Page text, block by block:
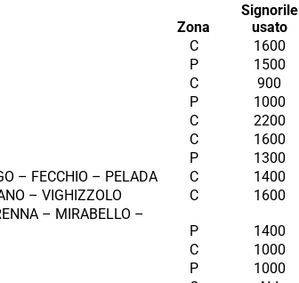
Zona
Signorile
usato
C 1600
P 1500
C 900
P 1000
C 2200
C 1600
P 1300
– FECCHIO – PELADA
C 1400
– VIGHIZZOLO
C 1600
– MIRABELLO –
P 1400
C 1000
P 1000